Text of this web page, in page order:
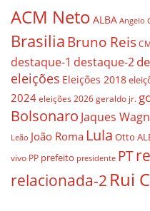
ACM Neto ALBA Angelo
BrasiliaBruno Reis
destaque-1 destaque-2
eleições Eleições 2018
2024 eleições 2026 geraldo jr.
Bolsonaro Jaques
Leão João Roma Lula Otto
vivo PP prefeito presidente PT
relacionada-2 Rui